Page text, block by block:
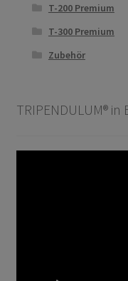
T-200 Premium
T-300 Premium
Zubehör
TRIPENDULUM®